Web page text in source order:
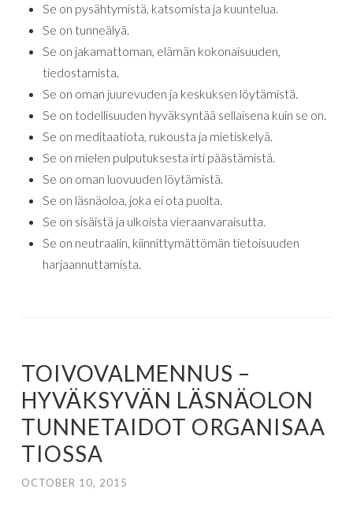
Se on pysähtymistä, katsomista ja kuuntelua.
Se on tunneälyä.
Se on jakamattoman, elämän kokonaisuuden,
tiedostamista.
Se on oman juurevuden ja keskuksen löytämistä.
Se on todellisuuden hyväksyntää sellaisena kuin se on.
Se on meditaatiota, rukousta ja mietiskelyä.
Se on mielen pulputuksesta irti päästämistä.
Se on oman luovuuden löytämistä.
Se on läsnäoloa, joka ei ota puolta.
Se on sisäistä ja ulkoista vieraanvaraisutta.
Se on neutraalin, kiinnittymättömän tietoisuuden
harjaannuttamista.
TOIVOVALMENNUS –
HYVÄKSYVÄN LÄSNÄOLON
TUNNETAIDOT ORGANISAA
TIOSSA
OCTOBER 10, 2015